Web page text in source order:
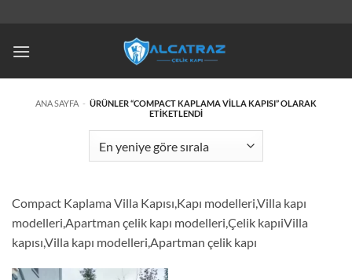
ANA SAYFA - ÜRÜNLER “COMPACT KAPLAMA VILLA KAPISI” OLARAK
ETIKETLENDI
Compact Kaplama Villa Kapısı,Kapı modelleri,Villa kapı
modelleri,Apartman çelik kapı modelleri,Çelik kapıiVilla
kapısı,Villa kapı modelleri,Apartman çelik kapı